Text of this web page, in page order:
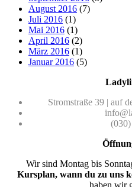
August 2016 (7)
Juli 2016 (1)
Mai 2016 (1)
April 2016 (2)
März 2016 (1)
Januar 2016 (5)
Stromstraße 39 | auf
Wir sind Montag bis
Kursplan, wann du zu uns
haben wir